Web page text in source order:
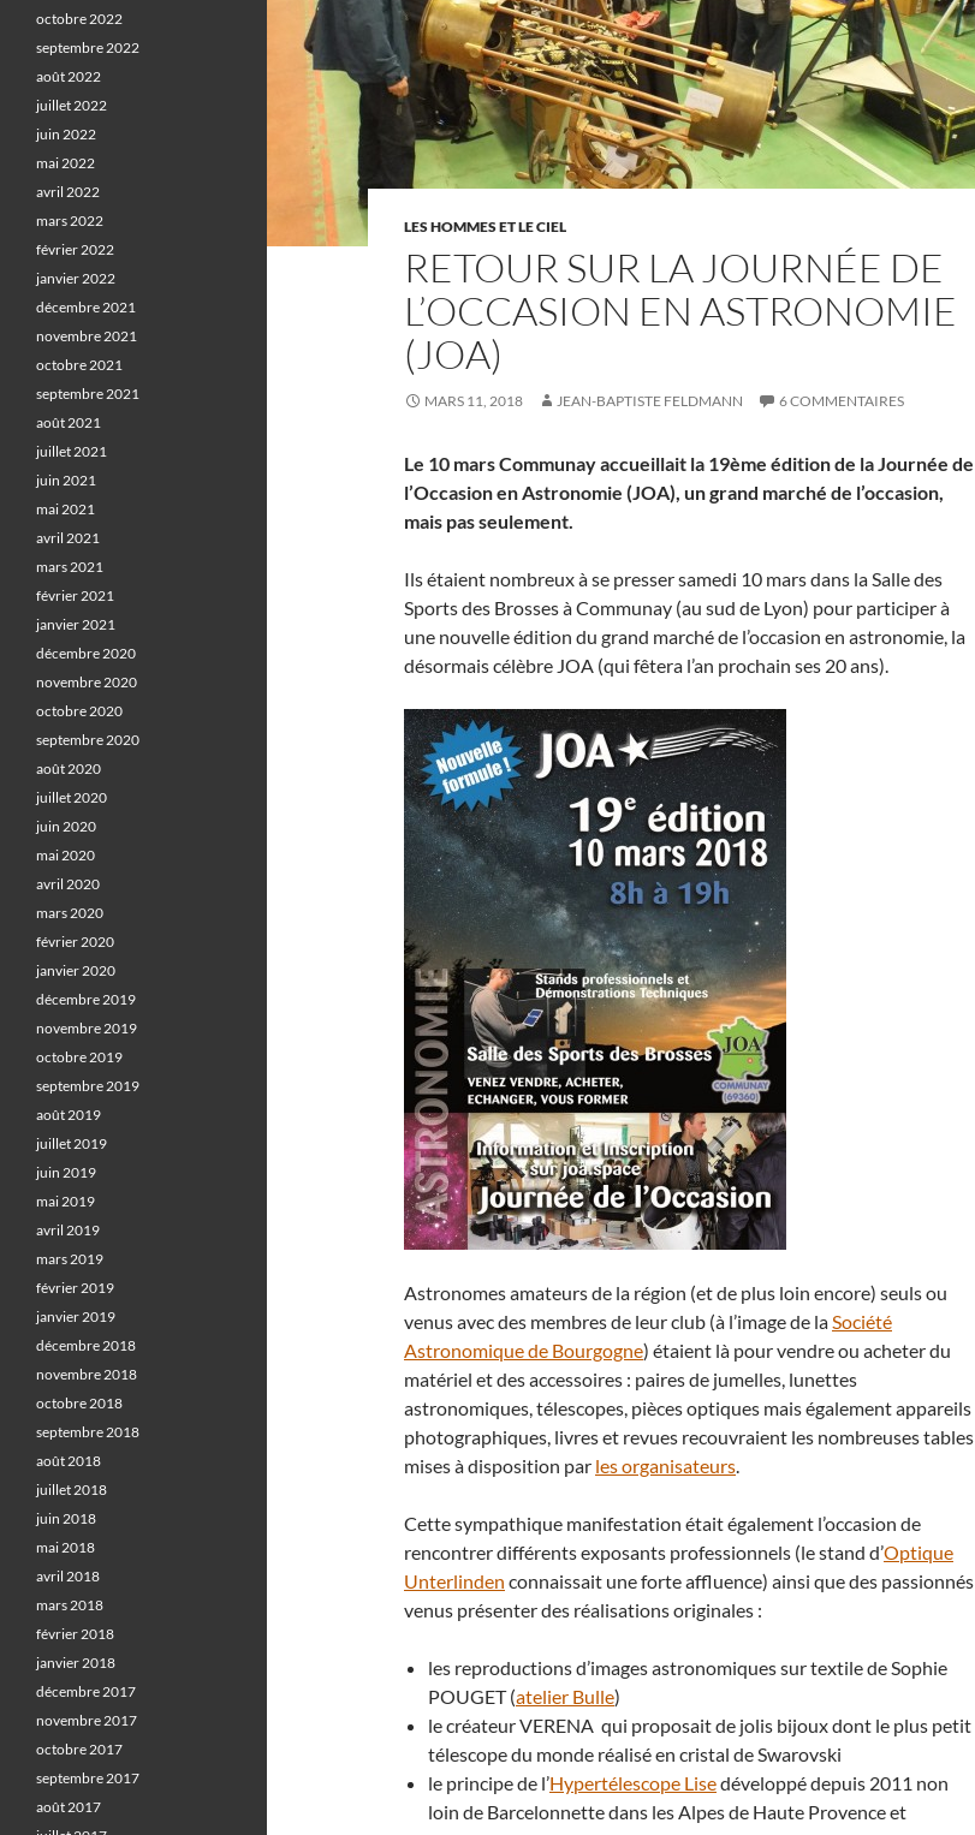
LES HOMMES ET LE CIEL
RETOUR SUR LA JOURNÉE DE
L’OCCASION EN ASTRONOMIE
(JOA)
MARS 11, 2018 JEAN-BAPTISTE FELDMANN 6 COMMENTAIRES
Le 10 mars Communay accueillait la 19ème édition de la Journée de
l’Occasion en Astronomie (JOA), un grand marché de l’occasion,
mais pas seulement.
Ils étaient nombreux à se presser samedi 10 mars dans la Salle des
Sports des Brosses à Communay (au sud de Lyon) pour participer à
une nouvelle édition du grand marché de l’occasion en astronomie, la
désormais célèbre JOA (qui fêtera l’an prochain ses 20 ans).
Astronomes amateurs de la région (et de plus loin encore) seuls ou
venus avec des membres de leur club (à l’image de laSociété
Astronomique de Bourgogne) étaient là pour vendre ou acheter du
matériel et des accessoires : paires de jumelles, lunettes
astronomiques, télescopes, pièces optiques mais également appareils
photographiques, livres et revues recouvraient les nombreuses tables
mises à disposition par les organisateurs.
Cette sympathique manifestation était également l’occasion de
rencontrer différents exposants professionnels (le stand d’Optique
Unterlinden connaissait une forte affluence) ainsi que des passionnés
venus présenter des réalisations originales :
les reproductions d’images astronomiques sur textile de Sophie
POUGET (atelier Bulle)
le créateur VERENA qui proposait de jolis bijoux dont le plus petit
télescope du monde réalisé en cristal de Swarovski
le principe de l’Hypertélescope Lisedéveloppé depuis 2011 non
loin de Barcelonnette dans les Alpes de Haute Provence et
octobre 2022
septembre 2022
août 2022
juillet 2022
juin 2022
mai 2022
avril 2022
mars 2022
février 2022
janvier 2022
décembre 2021
novembre 2021
octobre 2021
septembre 2021
août 2021
juillet 2021
juin 2021
mai 2021
avril 2021
mars 2021
février 2021
janvier 2021
décembre 2020
novembre 2020
octobre 2020
septembre 2020
août 2020
juillet 2020
juin 2020
mai 2020
avril 2020
mars 2020
février 2020
janvier 2020
décembre 2019
novembre 2019
octobre 2019
septembre 2019
août 2019
juillet 2019
juin 2019
mai 2019
avril 2019
mars 2019
février 2019
janvier 2019
décembre 2018
novembre 2018
octobre 2018
septembre 2018
août 2018
juillet 2018
juin 2018
mai 2018
avril 2018
mars 2018
février 2018
janvier 2018
décembre 2017
novembre 2017
octobre 2017
septembre 2017
août 2017